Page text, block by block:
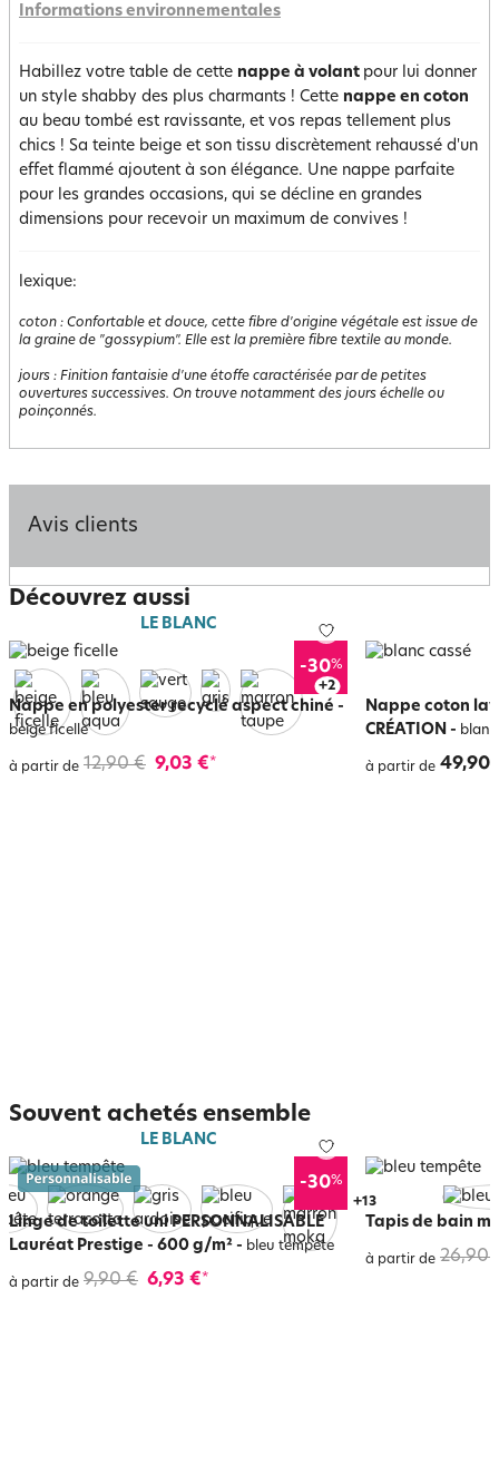
Informations environnementales
Habillez votre table de cette nappe à volant pour lui donner
un style shabby des plus charmants ! Cette nappe en coton
au beau tombé est ravissante, et vos repas tellement plus
chics ! Sa teinte beige et son tissu discrètement rehaussé d'un
effet flammé ajoutent à son élégance. Une nappe parfaite
pour les grandes occasions, qui se décline en grandes
dimensions pour recevoir un maximum de convives !
lexique:
coton : Confortable et douce, cette fibre d'origine végétale est issue de
la graine de "gossypium". Elle est la première fibre textile au monde.
jours : Finition fantaisie d'une étoffe caractérisée par de petites
ouvertures successives. On trouve notamment des jours échelle ou
poinçonnés.
Avis clients
Découvrez aussi
LE BLANC
-30%
+6
Nappe en polyester recyclé aspect chiné -
beige ficelle
à partir de 12,90 € 9,03 €*
Nappe coton
CRÉATION -
à partir de 49,90
Souvent achetés ensemble
LE BLANC
-30%
+17
Linge de toilette uni PERSONNALISABLE
Lauréat Prestige - 600 g/m² - bleu tempête
à partir de 9,90 € 6,93 €*
Tapis de bain
à partir de 26,90